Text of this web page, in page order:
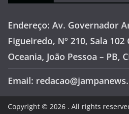
Endereço: Av. Governador
Figueiredo, Nº 210, Sala 102
Oceania, João Pessoa – PB,
Email:
Copyright © 2026 . All rights